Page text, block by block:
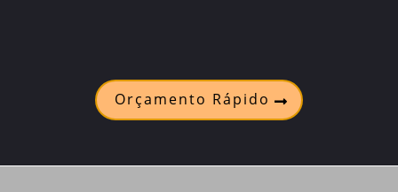
Orçamento Rápido